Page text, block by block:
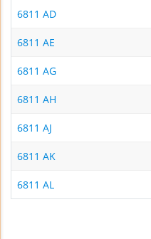
6811 AD
6811 AE
6811 AG
6811 AH
6811 AJ
6811 AK
6811 AL